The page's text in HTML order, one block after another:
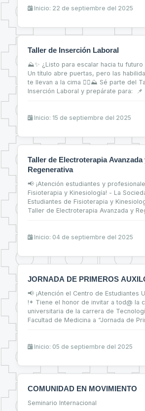
Inicio: 22 de septiembre del 2025
Taller de Inserción Laboral
⛰✨ ¿Listo para escalar hacia tu
Un título abre puertas, pero las
te llevan a la cima 🧗‍♀⛰ Sé parte del
Inserción Laboral y prepárate para: 📌
primeros pasos firmes en el mercado
Inicio: 15 de septiembre del 2025
Taller de Electroterapia Avanzada
Regenerativa
📢 ¡Atención estudiantes y
Fisioterapia y Kinesiología! - La
Estudiantes de Fisioterapia y
Taller de Electroterapia Avanzada y
Inicio: 04 de septiembre del 2025
JORNADA DE PRIMEROS
📢 ¡Atención el Centro de Estudiantes
!* Tiene el honor de invitar a tod@ la
universitaria de la carrera de
Facultad de Medicina a “Jornada de
Inicio: 05 de septiembre del 2025
COMUNIDAD EN MOVIMIENTO
Seminario Internacional